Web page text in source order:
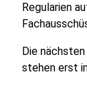
Regularien
Die
stehen erst